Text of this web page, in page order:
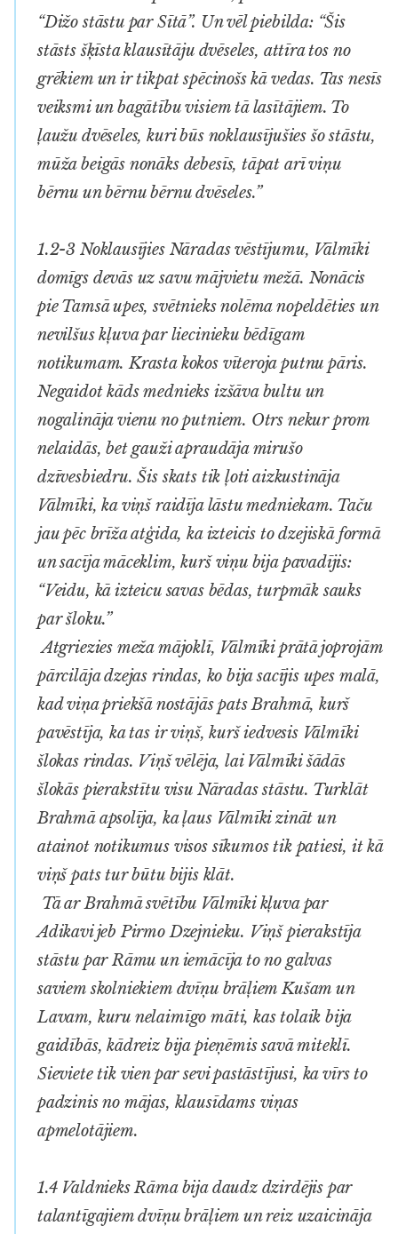
“Dižo stāstu par Sītā”. Un vēl piebilda: “Šis
stāsts šķīsta klausītāju dvēseles, attīra tos no
grēkiem un ir tikpat spēcinošs kā vedas. Tas nesīs
veiksmi un bagātību visiem tā lasītājiem. To
ļaužu dvēseles, kuri būs noklausījušies šo stāstu,
mūža beigās nonāks debesīs, tāpat arī viņu
bērnu un bērnu bērnu dvēseles.”
1.2-3 Noklausījies Nāradas vēstījumu, Vālmīki
domīgs devās uz savu mājvietu mežā. Nonācis
pie Tamsā upes, svētnieks nolēma nopeldēties un
nevilšus kļuva par liecinieku bēdīgam
notikumam. Krasta kokos vīteroja putnu pāris.
Negaidot kāds mednieks izšāva bultu un
nogalināja vienu no putniem. Otrs nekur prom
nelaidās, bet gauži apraudāja mirušo
dzīvesbiedru. Šis skats tik ļoti aizkustināja
Vālmīki, ka viņš raidīja lāstu medniekam. Taču
jau pēc brīža atģida, ka izteicis to dzejiskā formā
un sacīja māceklim, kurš viņu bija pavadījis:
“Veidu, kā izteicu savas bēdas, turpmāk sauks
par šloku.”
Atgriezies meža mājoklī, Vālmīki prātā joprojām
pārcilāja dzejas rindas, ko bija sacījis upes malā,
kad viņa priekšā nostājās pats Brahmā, kurš
pavēstīja, ka tas ir viņš, kurš iedvesis Vālmīki
šlokas rindas. Viņš vēlēja, lai Vālmīki šādās
šlokās pierakstītu visu Nāradas stāstu. Turklāt
Brahmā apsolīja, ka ļaus Vālmīki zināt un
atainot notikumus visos sīkumos tik patiesi, it kā
viņš pats tur būtu bijis klāt.
Tā ar Brahmā svētību Vālmīki kļuva par
Adikavi jeb Pirmo Dzejnieku. Viņš pierakstīja
stāstu par Rāmu un iemācīja to no galvas
saviem skolniekiem dvīņu brāļiem Kušam un
Lavam, kuru nelaimīgo māti, kas tolaik bija
gaidībās, kādreiz bija pieņēmis savā miteklī.
Sieviete tik vien par sevi pastāstījusi, ka vīrs to
padzinis no mājas, klausīdams viņas
apmelotājiem.
1.4 Valdnieks Rāma bija daudz dzirdējis par
talantīgajiem dvīņu brāļiem un reiz uzaicināja